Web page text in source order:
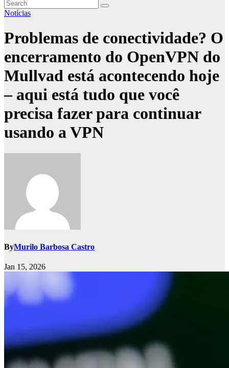
Notícias
Problemas de conectividade? O
encerramento do OpenVPN do
Mullvad está acontecendo hoje
– aqui está tudo que você
precisa fazer para continuar
usando a VPN
ByMurilo Barbosa Castro
Jan 15, 2026